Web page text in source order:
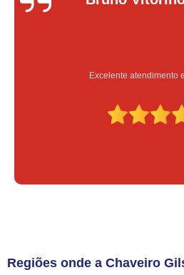
Serviço feito
Regiões onde a Chaveiro